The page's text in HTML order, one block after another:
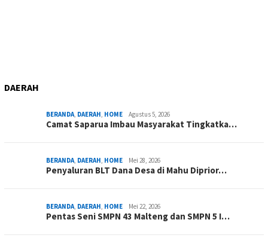
DAERAH
BERANDA, DAERAH, HOME Agustus 5, 2026
Camat Saparua Imbau Masyarakat Tingkatka…
BERANDA, DAERAH, HOME Mei 28, 2026
Penyaluran BLT Dana Desa di Mahu Diprior…
BERANDA, DAERAH, HOME Mei 22, 2026
Pentas Seni SMPN 43 Malteng dan SMPN 5 I…